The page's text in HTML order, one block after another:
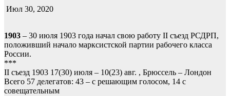
Июл 30, 2020
1903 – 30 июля 1903 года начал свою работу II съезд РСДРП,
положивший начало марксистской партии рабочего класса
России.
***
II съезд 1903 17(30) июля – 10(23) авг. , Брюссель – Лондон
Всего 57 делегатов: 43 – с решающим голосом, 14 с
совещательным